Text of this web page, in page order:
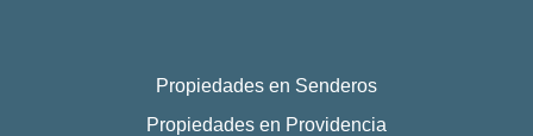
Propiedades en Senderos
Propiedades en Providencia